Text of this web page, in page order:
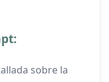
sobre la